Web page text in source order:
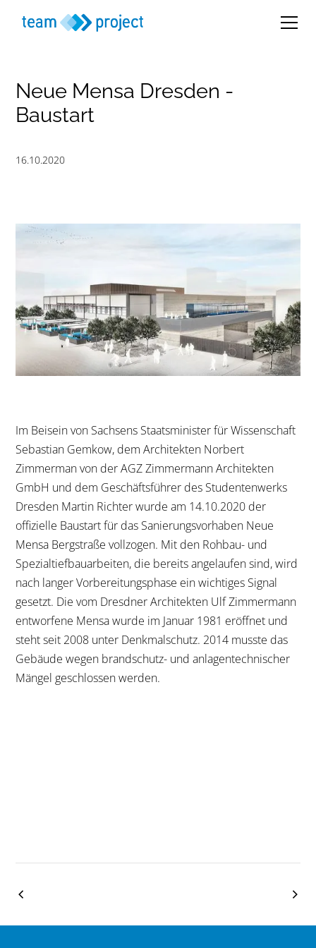
Neue Mensa Dresden -
Baustart
16.10.2020
Im Beisein von Sachsens Staatsminister für Wissenschaft
Sebastian Gemkow, dem Architekten Norbert
Zimmerman von der AGZ Zimmermann Architekten
GmbH und dem Geschäftsführer des Studentenwerks
Dresden Martin Richter wurde am 14.10.2020 der
offizielle Baustart für das Sanierungsvorhaben Neue
Mensa Bergstraße vollzogen. Mit den Rohbau- und
Spezialtiefbauarbeiten, die bereits angelaufen sind, wird
nach langer Vorbereitungsphase ein wichtiges Signal
gesetzt. Die vom Dresdner Architekten Ulf Zimmermann
entworfene Mensa wurde im Januar 1981 eröffnet und
steht seit 2008 unter Denkmalschutz. 2014 musste das
Gebäude wegen brandschutz- und anlagentechnischer
Mängel geschlossen werden.